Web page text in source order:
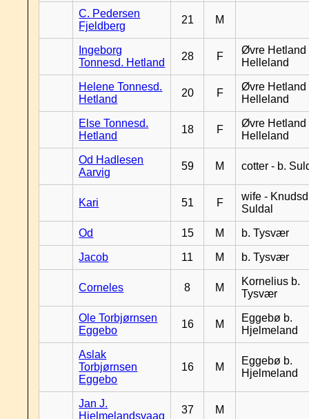
C. Pedersen
Fjeldberg
21 M
Ingeborg
Tonnesd. Hetland
28 F
Øvre Hetland
Helleland
Helene Tonnesd.
Hetland
20 F
Øvre Hetland
Helleland
Else Tonnesd.
Hetland
18 F
Øvre Hetland
Helleland
Od Hadlesen
Aarvig
59 M cotter - b.
Kari 51 F
wife -
Suldal
Od 15 M b. Tysvær
Jacob 11 M b. Tysvær
Corneles 8 M
Kornelius b.
Tysvær
Ole Torbjørnsen
Eggebo
16 M
Eggebø b.
Hjelmeland
Aslak
Torbjørnsen
Eggebo
16 M
Eggebø b.
Hjelmeland
Jan J.
Hjelmelandsvaag
37 M